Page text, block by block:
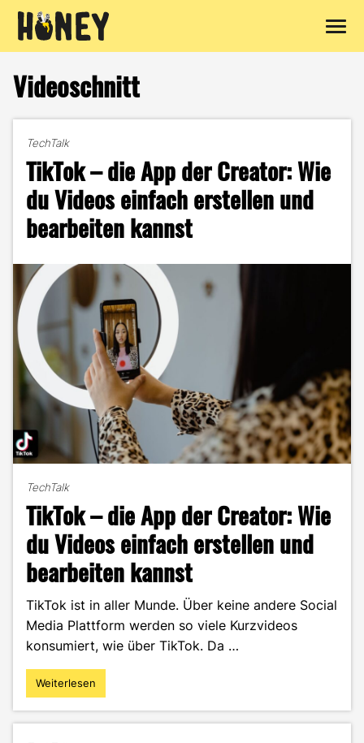
Inhalt
springen
Videoschnitt
TechTalk
TikTok – die App der Creator: Wie
du Videos einfach erstellen und
bearbeiten kannst
TechTalk
TikTok – die App der Creator: Wie
du Videos einfach erstellen und
bearbeiten kannst
TikTok ist in aller Munde. Über keine andere Social
Media Plattform werden so viele Kurzvideos
konsumiert, wie über TikTok. Da …
"TikTok
–
Weiterlesen